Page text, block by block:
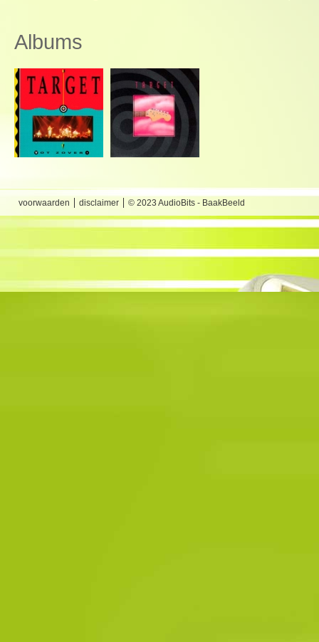
Albums
voorwaarden disclaimer © 2023 AudioBits - BaakBeeld